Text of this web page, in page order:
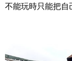
不能玩時只能把自